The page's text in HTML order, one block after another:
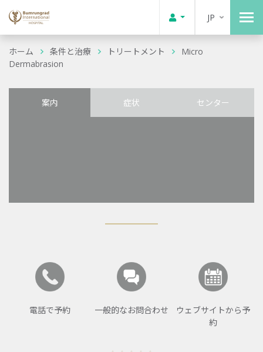
JP
ホーム 条件と治療 トリートメント
Micro
Dermabrasion
案内 症状 センター
電話で予約 一般的なお問合わせ
ウェブサイトから予
約